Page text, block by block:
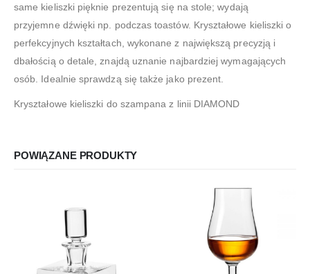
same kieliszki pięknie prezentują się na stole; wydają
przyjemne dźwięki np. podczas toastów. Kryształowe kieliszki o
perfekcyjnych kształtach, wykonane z największą precyzją i
dbałością o detale, znajdą uznanie najbardziej wymagających
osób. Idealnie sprawdzą się także jako prezent.
Kryształowe kieliszki do szampana z linii DIAMOND
POWIĄZANE PRODUKTY